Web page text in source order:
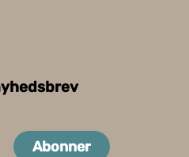
Abonner